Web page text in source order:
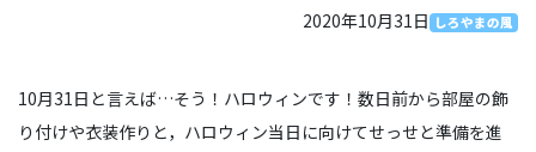
2020年10月31日 しろやまの風
10月31日と言えば…そう！ハロウィンです！数日前から部屋の飾
り付けや衣装作りと，ハロウィン当日に向けてせっせと準備を進